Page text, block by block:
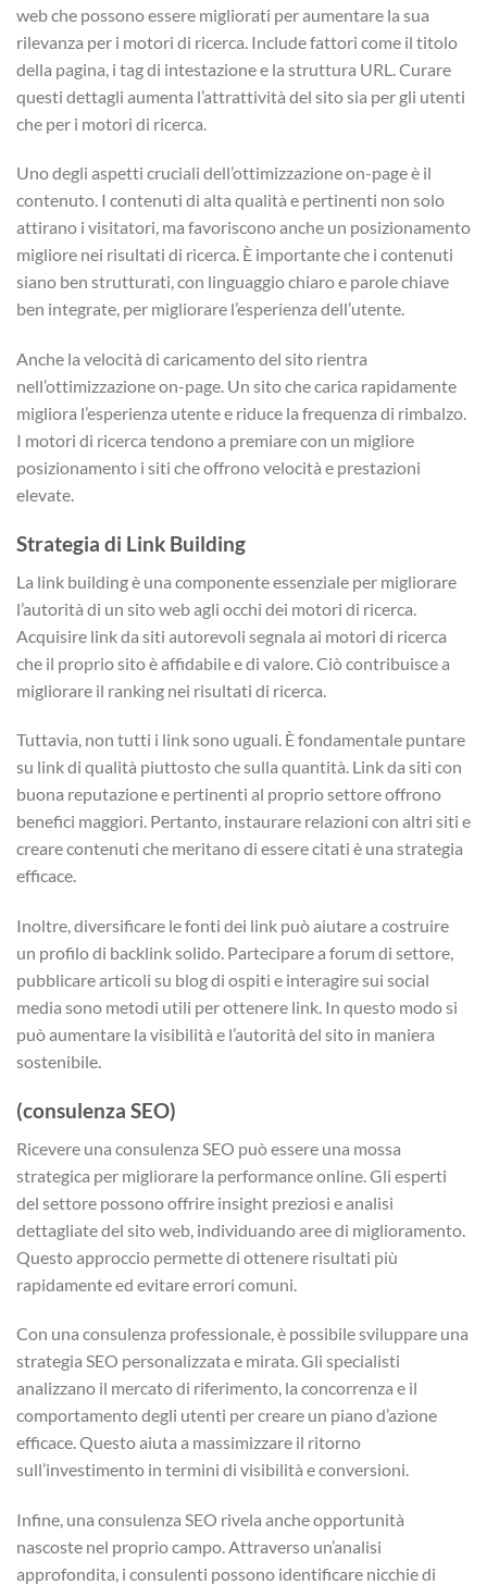
web che possono essere migliorati per aumentare la sua
rilevanza per i motori di ricerca. Include fattori come il titolo
della pagina, i tag di intestazione e la struttura URL. Curare
questi dettagli aumenta l’attrattività del sito sia per gli utenti
che per i motori di ricerca.
Uno degli aspetti cruciali dell’ottimizzazione on-page è il
contenuto. I contenuti di alta qualità e pertinenti non solo
attirano i visitatori, ma favoriscono anche un posizionamento
migliore nei risultati di ricerca. È importante che i contenuti
siano ben strutturati, con linguaggio chiaro e parole chiave
ben integrate, per migliorare l’esperienza dell’utente.
Anche la velocità di caricamento del sito rientra
nell’ottimizzazione on-page. Un sito che carica rapidamente
migliora l’esperienza utente e riduce la frequenza di rimbalzo.
I motori di ricerca tendono a premiare con un migliore
posizionamento i siti che offrono velocità e prestazioni
elevate.
Strategia di Link Building
La link building è una componente essenziale per migliorare
l’autorità di un sito web agli occhi dei motori di ricerca.
Acquisire link da siti autorevoli segnala ai motori di ricerca
che il proprio sito è affidabile e di valore. Ciò contribuisce a
migliorare il ranking nei risultati di ricerca.
Tuttavia, non tutti i link sono uguali. È fondamentale puntare
su link di qualità piuttosto che sulla quantità. Link da siti con
buona reputazione e pertinenti al proprio settore offrono
benefici maggiori. Pertanto, instaurare relazioni con altri siti e
creare contenuti che meritano di essere citati è una strategia
efficace.
Inoltre, diversificare le fonti dei link può aiutare a costruire
un profilo di backlink solido. Partecipare a forum di settore,
pubblicare articoli su blog di ospiti e interagire sui social
media sono metodi utili per ottenere link. In questo modo si
può aumentare la visibilità e l’autorità del sito in maniera
sostenibile.
(consulenza SEO)
Ricevere una consulenza SEO può essere una mossa
strategica per migliorare la performance online. Gli esperti
del settore possono offrire insight preziosi e analisi
dettagliate del sito web, individuando aree di miglioramento.
Questo approccio permette di ottenere risultati più
rapidamente ed evitare errori comuni.
Con una consulenza professionale, è possibile sviluppare una
strategia SEO personalizzata e mirata. Gli specialisti
analizzano il mercato di riferimento, la concorrenza e il
comportamento degli utenti per creare un piano d’azione
efficace. Questo aiuta a massimizzare il ritorno
sull’investimento in termini di visibilità e conversioni.
Infine, una consulenza SEO rivela anche opportunità
nascoste nel proprio campo. Attraverso un’analisi
approfondita, i consulenti possono identificare nicchie di